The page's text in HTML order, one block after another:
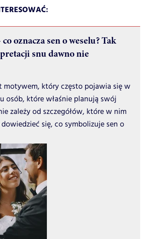
oznacza sen o weselu? Tak
snu dawno nie
motywem, który często pojawia się w
osób, które właśnie planują swój
zależy od szczegółów, które w nim
się, co symbolizuje sen o